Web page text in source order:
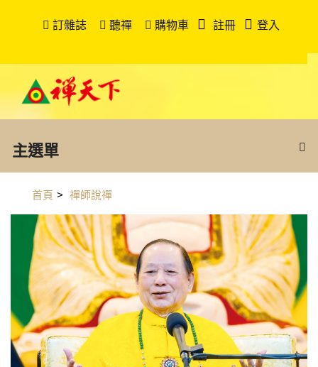
訂雜誌 聽禪 購物車 註冊 登入
主選單
首頁 > 禪師說禪